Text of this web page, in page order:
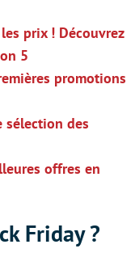
prix ! Découvrez
5
promotions
sélection des
offres en
Friday ?